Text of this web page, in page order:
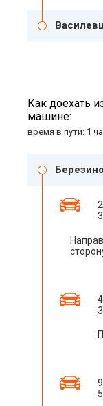
Как доехать
машине:
время в пути: 1